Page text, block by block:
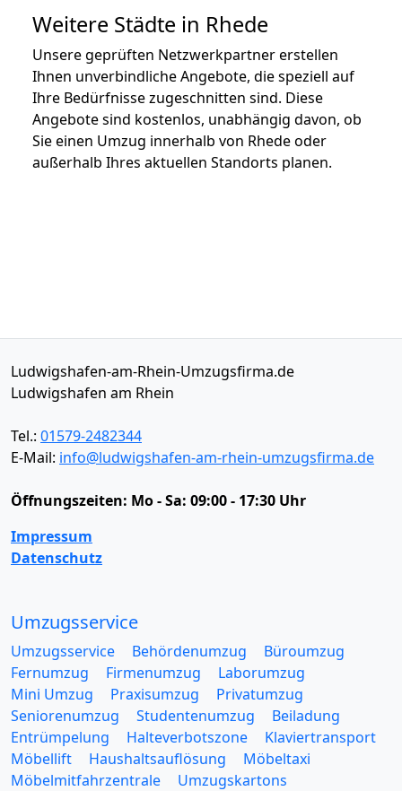
Weitere Städte in Rhede
Unsere geprüften Netzwerkpartner erstellen
Ihnen unverbindliche Angebote, die speziell auf
Ihre Bedürfnisse zugeschnitten sind. Diese
Angebote sind kostenlos, unabhängig davon, ob
Sie einen Umzug innerhalb von Rhede oder
außerhalb Ihres aktuellen Standorts planen.
Ludwigshafen-am-Rhein-Umzugsfirma.de
Ludwigshafen am Rhein
Tel.: 01579-2482344
E-Mail: info@ludwigshafen-am-rhein-umzugsfirma.de
Öffnungszeiten: Mo - Sa: 09:00 - 17:30 Uhr
Impressum
Datenschutz
Umzugsservice
Umzugsservice Behördenumzug
Büroumzug
Fernumzug
Firmenumzug
Laborumzug
Mini Umzug
Praxisumzug
Privatumzug
Seniorenumzug
Studentenumzug
Beiladung
Entrümpelung
Halteverbotszone
Klaviertransport
Möbellift
Haushaltsauflösung
Möbeltaxi
Möbelmitfahrzentrale
Umzugskartons